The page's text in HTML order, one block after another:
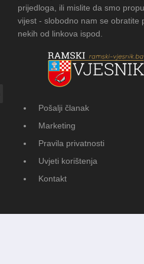
FOTOGALERIJA: Čuvanje
Vasti
prijedloga, ili mislite da smo
vijest - slobodno nam se obratite
nekih od linkova ispod.
Pošalji članak
Marketing
Pravila privatnosti
Uvjeti korištenja
Kontakt